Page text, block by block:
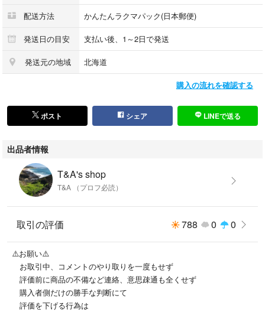
購入申請をお願い致します。
♯シール
♯シール交換
♯うるちゅる
配送方法 かんたんラクマパック(日本郵便)
発送日の目安 支払い後、1～2日で発送
発送元の地域 北海道
購入の流れを確認する
ポスト シェア LINEで送る
出品者情報
T&A's shop
T&A （プロフ必読）
取引の評価 788 0 0
⚠️お願い⚠️
お取引中、コメントのやり取りを一度もせず
評価前に商品の不備など連絡、意思疎通も全くせず
購入者側だけの勝手な判断にて
評価を下げる行為は